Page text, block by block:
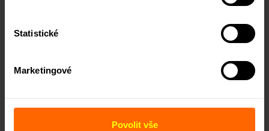
Statistické
Marketingové
Povolit vše